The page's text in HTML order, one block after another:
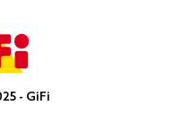
- GiFi